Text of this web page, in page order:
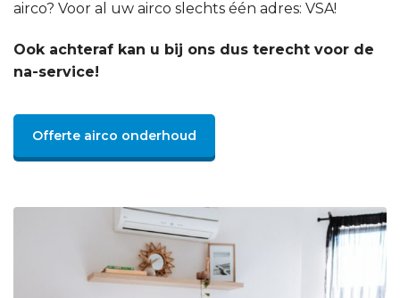
airco? Voor al uw airco slechts één adres: VSA!
Ook achteraf kan u bij ons dus terecht voor de
na-service!
Offerte airco onderhoud